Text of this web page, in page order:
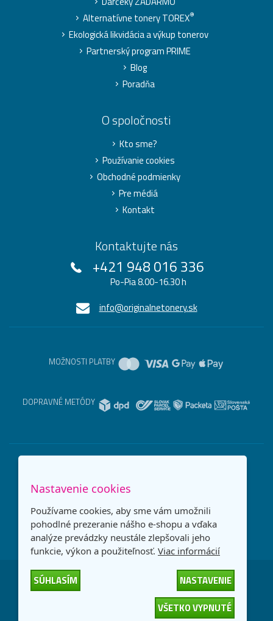
Alternatívne tonery TOREX®
Ekologická likvidácia a výkup tonerov
Partnerský program PRIME
Blog
Poradňa
O spoločnosti
Kto sme?
Používanie cookies
Obchodné podmienky
Pre médiá
Kontakt
Kontaktujte nás
+421 948 016 336
Po-Pia 8.00-16.30 h
info@originalnetonery.sk
MOŽNOSTI PLATBY
DOPRAVNÉ METÓDY
Slovensko
Všetky práva vyhradené
Nastavenie cookies
Používame cookies, aby sme vám umožnili
pohodlné prezeranie nášho e-shopu a vďaka
analýze prevádzky neustále zlepšovali jeho
funkcie, výkon a použiteľnosť. Viac informácií
SÚHLASÍM
NASTAVENIE
VŠETKO VYPNUTÉ